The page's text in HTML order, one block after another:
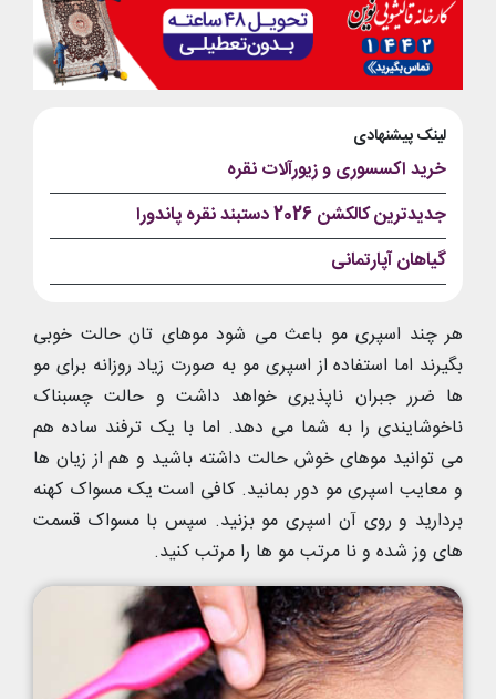
لینک پیشنهادی
خرید اکسسوری و زیورآلات نقره
جدیدترین کالکشن 2026 دستبند نقره پاندورا
گیاهان آپارتمانی
هر چند اسپری مو باعث می شود موهای تان حالت خوبی
بگیرند اما استفاده از اسپری مو به صورت زیاد روزانه برای مو
ها ضرر جبران ناپذیری خواهد داشت و حالت چسبناک
ناخوشایندی را به شما می دهد. اما با یک ترفند ساده هم
می توانید موهای خوش حالت داشته باشید و هم از زیان ها
و معایب اسپری مو دور بمانید. کافی است یک مسواک کهنه
بردارید و روی آن اسپری مو بزنید. سپس با مسواک قسمت
های وز شده و نا مرتب مو ها را مرتب کنید.